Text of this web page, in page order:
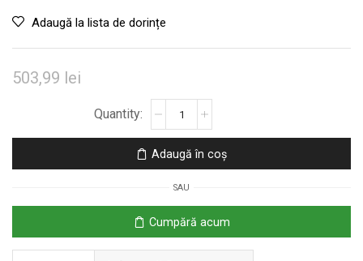
Adaugă la lista de dorințe
503,99 lei
Tunel
de
Copertină
PE
și
Adaugă în coș
SAU
Cumpără acum